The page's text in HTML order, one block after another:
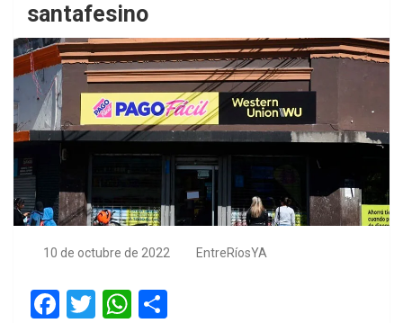
santafesino
10 de octubre de 2022 EntreRíosYA
F
T
W